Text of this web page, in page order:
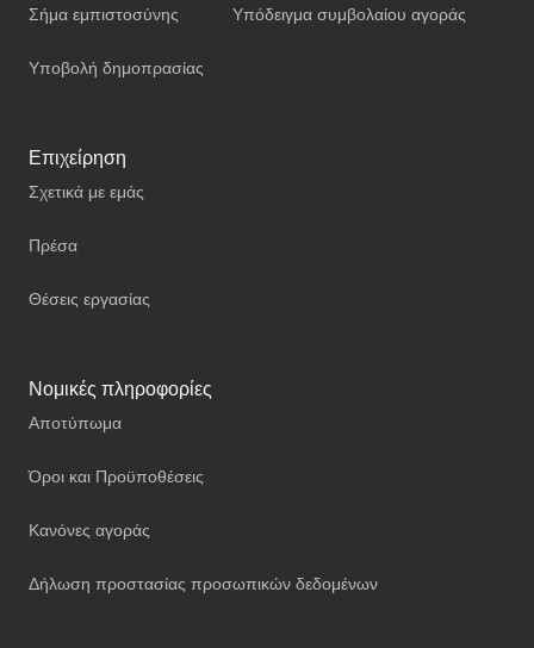
Σήμα εμπιστοσύνης
Υποβολή δημοπρασίας
Υπόδειγμα συμβολαίου αγοράς
Επιχείρηση
Σχετικά με εμάς
Πρέσα
Θέσεις εργασίας
Νομικές πληροφορίες
Αποτύπωμα
Όροι και Προϋποθέσεις
Κανόνες αγοράς
Δήλωση προστασίας προσωπικών δεδομένων